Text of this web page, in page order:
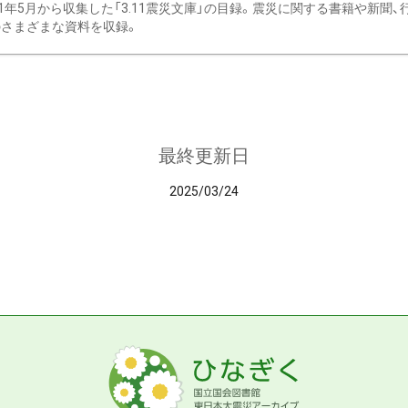
5月から収集した「3.11震災文庫」の目録。震災に関する書籍や新聞、
まざまな資料を収録。
最終更新日
2025/03/24